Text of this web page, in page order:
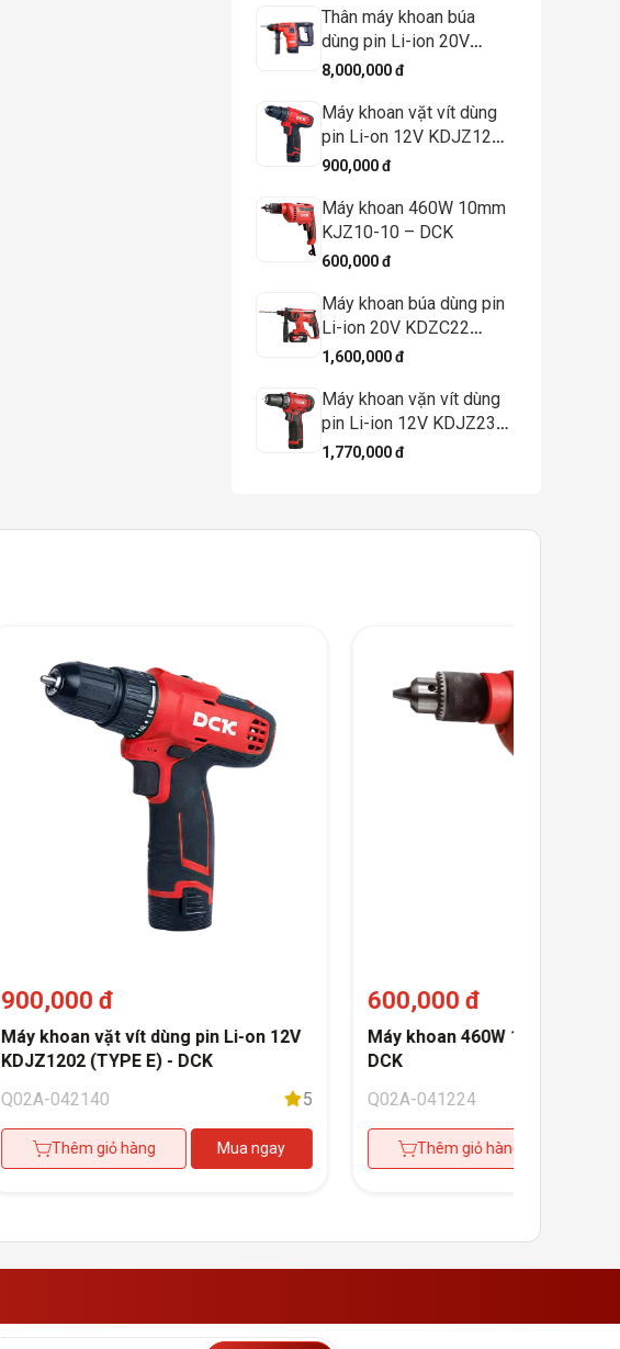
Thân máy khoan búa
dùng pin Li-ion 20V
KRH20V-26 - DCK
8,000,000 đ
Máy khoan vặt vít dùng
pin Li-on 12V KDJZ1202
(TYPE E) - DCK
900,000 đ
Máy khoan 460W 10mm
KJZ10-10 – DCK
600,000 đ
Máy khoan búa dùng pin
Li-ion 20V KDZC22
(TYPE Z/DM) - DCK
1,600,000 đ
Máy khoan vặn vít dùng
pin Li-ion 12V KDJZ23-
10 (TYPE EK) – DCK
1,770,000 đ
900,000 đ
Máy khoan vặt vít dùng pin Li-on 12V
KDJZ1202 (TYPE E) - DCK
Q02A-042140
5
Thêm giỏ hàng Mua ngay
600,000 đ
Máy khoan 460W 10mm
DCK
Q02A-041224
Thêm giỏ hàng